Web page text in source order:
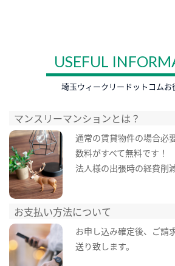
USEFUL
埼玉ウィークリードットコムお
マンスリーマンションとは？
通常の賃貸物件の場合必
数料がすべて無料です！
法人様の出張時の経費削
お支払い方法について
お申し込み確定後、ご請
送り致します。